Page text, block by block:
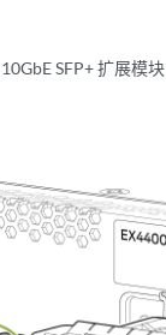
SFP+ 扩展模块